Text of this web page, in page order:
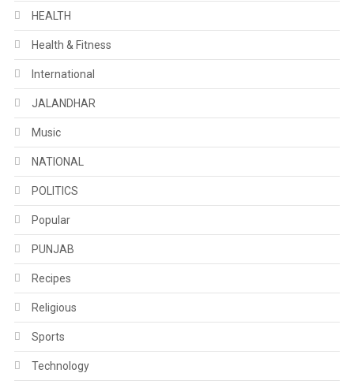
HEALTH
Health & Fitness
International
JALANDHAR
Music
NATIONAL
POLITICS
Popular
PUNJAB
Recipes
Religious
Sports
Technology